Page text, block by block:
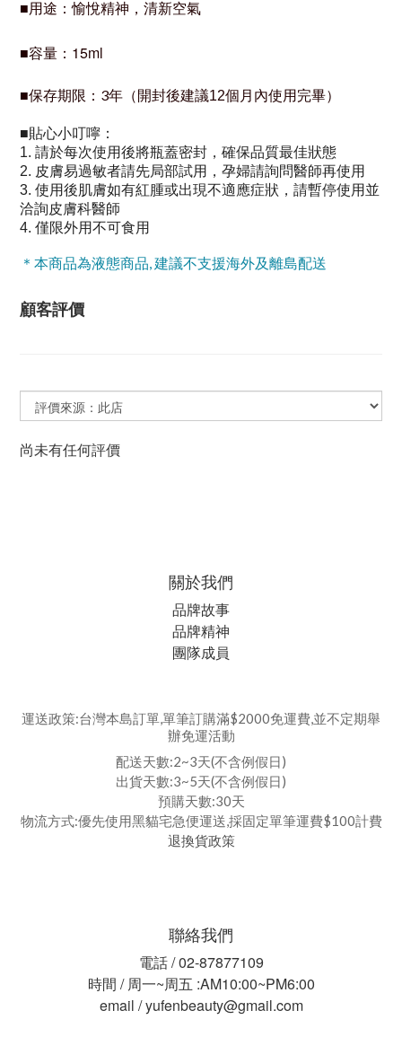
■用途：愉悅精神，清新空氣
■容量：15ml
■保存期限：3年（ 開封後建議12個月內使用完畢）
■貼心小叮嚀：
1. 請於每次使用後將瓶蓋密封，確保品質最佳狀態
2. 皮膚易過敏者請先局部試用， 孕婦請詢問醫師再使用
3. 使用後肌膚如有紅腫或出現不適應症狀，請暫停使用並
洽詢皮膚科醫師
4. 僅限外用不可食用
＊本商品為液態商品, 建議不支援海外及離島配送
顧客評價
尚未有任何評價
關於我們
品牌故事
品牌精神
團隊成員
運送政策:台灣本島訂單,單筆訂購滿$2000免運費,並不定期舉
辦免運活動
配送天數:2~3天(不含例假日)
出貨天數:3~5天(不含例假日)
預購天數:30天
物流方式:優先使用黑貓宅急便運送,採固定單筆運費$100計費
退換貨政策
聯絡我們
電話 / 02-87877109
時間 / 周一~周五 :AM10:00~PM6:00
email / yufenbeauty@gmail.com